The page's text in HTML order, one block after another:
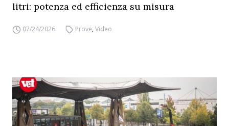
litri: potenza ed efficienza su misura
07/24/2026 Prove,Video